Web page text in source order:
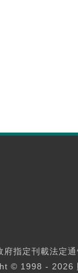
府指定刊載法定
© 1998 - 2026